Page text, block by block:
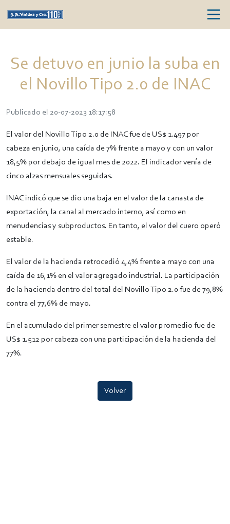
Se detuvo en junio la suba en
el Novillo Tipo 2.0 de INAC
Publicado el 20-07-2023 18:17:58
El valor del Novillo Tipo 2.0 de INAC fue de US$ 1.497 por
cabeza en junio, una caída de 7% frente a mayo y con un valor
18,5% por debajo de igual mes de 2022. El indicador venía de
cinco alzas mensuales seguidas.
INAC indicó que se dio una baja en el valor de la canasta de
exportación, la canal al mercado interno, así como en
menudencias y subproductos. En tanto, el valor del cuero operó
estable.
El valor de la hacienda retrocedió 4,4% frente a mayo con una
caída de 16,1% en el valor agregado industrial. La participación
de la hacienda dentro del total del Novillo Tipo 2.0 fue de 79,8%
contra el 77,6% de mayo.
En el acumulado del primer semestre el valor promedio fue de
US$ 1.512 por cabeza con una participación de la hacienda del
77%.
Volver